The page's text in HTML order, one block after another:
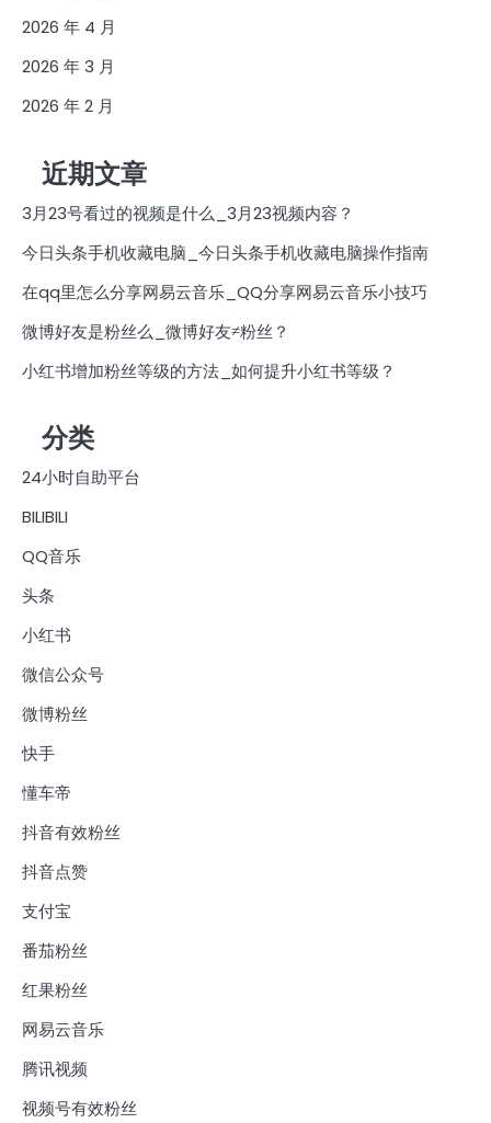
2026 年 4 月
2026 年 3 月
2026 年 2 月
近期文章
3月23号看过的视频是什么_3月23视频内容？
今日头条手机收藏电脑_今日头条手机收藏电脑操作指南
在qq里怎么分享网易云音乐_QQ分享网易云音乐小技巧
微博好友是粉丝么_微博好友≠粉丝？
小红书增加粉丝等级的方法_如何提升小红书等级？
分类
24小时自助平台
BILIBILI
QQ音乐
头条
小红书
微信公众号
微博粉丝
快手
懂车帝
抖音有效粉丝
抖音点赞
支付宝
番茄粉丝
红果粉丝
网易云音乐
腾讯视频
视频号有效粉丝